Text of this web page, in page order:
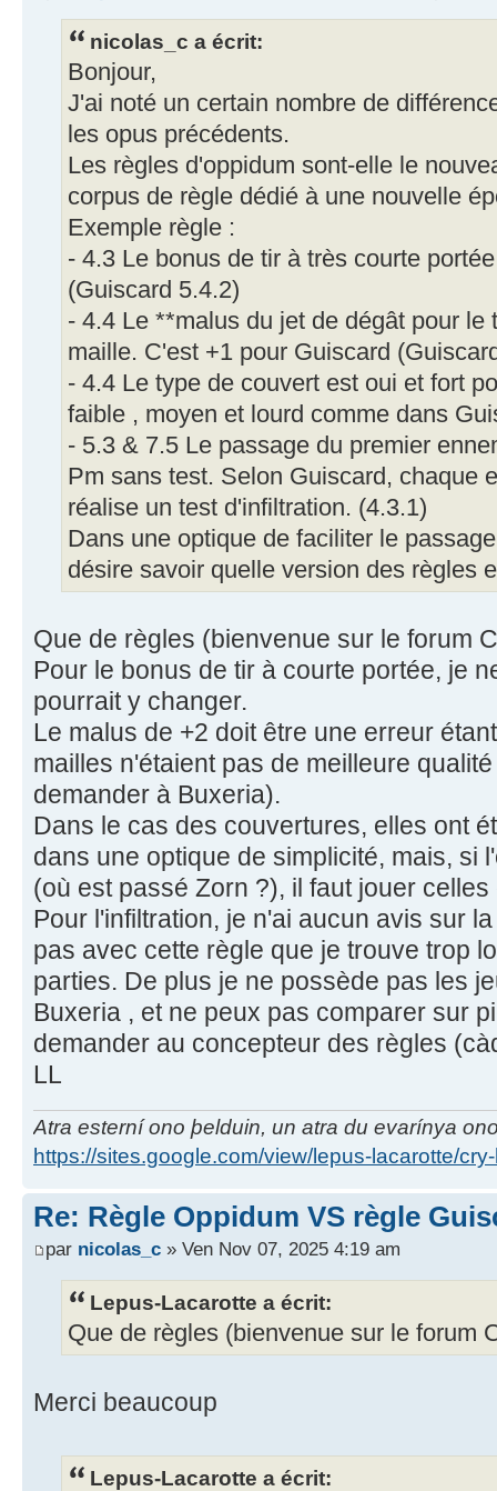
nicolas_c a écrit:
Bonjour,
J'ai noté un certain nombre de
les opus précédents.
Les règles d'oppidum sont-elle le
corpus de règle dédié à une nouvelle
Exemple règle :
- 4.3 Le bonus de tir à très courte
(Guiscard 5.4.2)
- 4.4 Le **malus du jet de dégât pour le
maille. C'est +1 pour Guiscard
- 4.4 Le type de couvert est oui et fort
faible , moyen et lourd comme dans
- 5.3 & 7.5 Le passage du premier
Pm sans test. Selon Guiscard, chaque
réalise un test d'infiltration. (4.3.1)
Dans une optique de faciliter le
désire savoir quelle version des règles
Que de règles (bienvenue sur le forum
Pour le bonus de tir à courte portée, je
pourrait y changer.
Le malus de +2 doit être une erreur
mailles n'étaient pas de meilleure
demander à Buxeria).
Dans le cas des couvertures, elles ont
dans une optique de simplicité, mais, si
(où est passé Zorn ?), il faut jouer
Pour l'infiltration, je n'ai aucun avis sur
pas avec cette règle que je trouve trop
parties. De plus je ne possède pas les
Buxeria , et ne peux pas comparer sur
demander au concepteur des règles
LL
Atra esterní ono þelduin, un atra du evarínya
https://sites.google.com/view/lepus-lacarotte/
Re: Règle Oppidum VS règle
par nicolas_c » Ven Nov 07, 2025 4:19 am
Lepus-Lacarotte a écrit:
Que de règles (bienvenue sur le forum
Merci beaucoup
Lepus-Lacarotte a écrit: